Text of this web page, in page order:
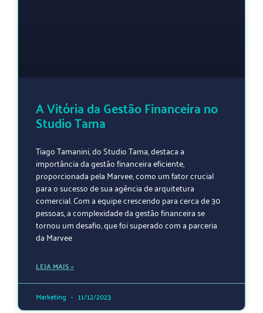
A Vitória da Gestão Financeira no
Studio Tama
Tiago Tamanini, do Studio Tama, destaca a
importância da gestão financeira eficiente,
proporcionada pela Marvee, como um fator crucial
para o sucesso de sua agência de arquitetura
comercial. Com a equipe crescendo para cerca de 30
pessoas, a complexidade da gestão financeira se
tornou um desafio, que foi superado com a parceria
da Marvee
LEIA MAIS »
Marketing 11/12/2023